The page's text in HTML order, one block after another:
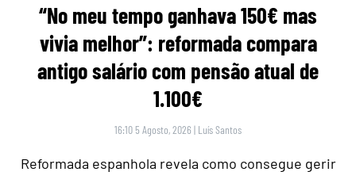
“No meu tempo ganhava 150€ mas
vivia melhor”: reformada compara
antigo salário com pensão atual de
1.100€
16:10 5 Agosto, 2026 | Luís Santos
Reformada espanhola revela como consegue gerir